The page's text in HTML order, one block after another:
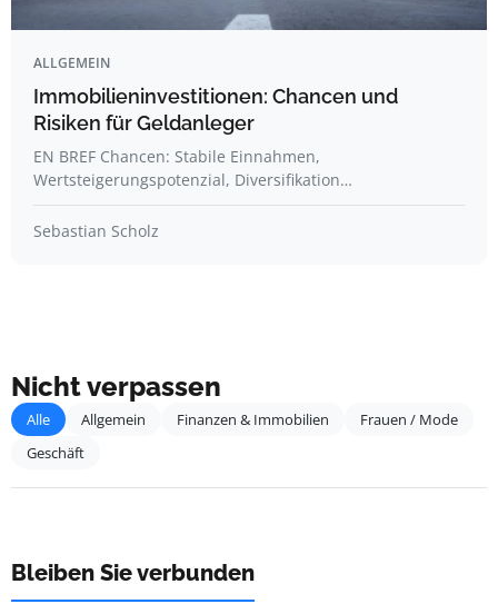
ALLGEMEIN
Immobilieninvestitionen: Chancen und
Risiken für Geldanleger
EN BREF Chancen: Stabile Einnahmen,
Wertsteigerungspotenzial, Diversifikation…
Sebastian Scholz
Nicht verpassen
Alle Allgemein Finanzen & Immobilien
Frauen / Mode
Geschäft
Bleiben Sie verbunden